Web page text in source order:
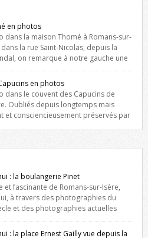
en photos
dans la maison Thomé à Romans-sur-
la rue Saint-Nicolas, depuis la
on remarque à notre gauche une
Les deux façades sont ornées de
ces deux étages, on peut voir une
la Vierge. […]
en photos
dans le couvent des Capucins de
Oubliés depuis longtemps mais
et consciencieusement préservés par
vestiges du couvent des Capucins !
: la boulangerie Pinet
et fascinante de Romans-sur-Isère,
à travers des photographies du
et des photographies actuelles
cadre ! A l’angle de la place Jean
(à côté d’Intermarché), à Romans. La
: la place Ernest Gailly vue depuis la